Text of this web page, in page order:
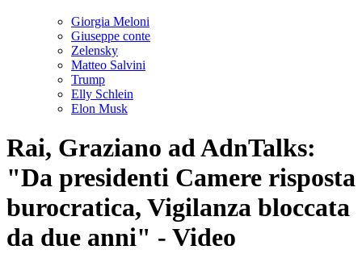
Giorgia Meloni
Giuseppe conte
Zelensky
Matteo Salvini
Trump
Elly Schlein
Elon Musk
Rai, Graziano ad AdnTalks:
"Da presidenti Camere risposta
burocratica, Vigilanza bloccata
da due anni" - Video